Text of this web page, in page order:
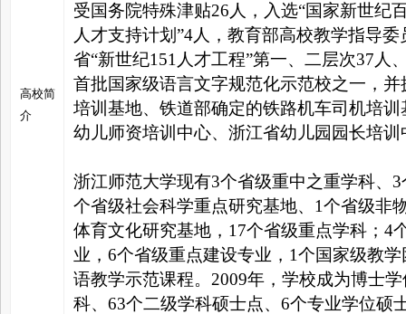
高校简
介
受国务院特殊津贴26人，入选“国家新世纪
人才支持计划”4人，教育部高校教学指导
省“新世纪151人才工程”第一、二层次37人
首批国家级语言文字规范化示范校之一，
培训基地、铁道部确定的铁路机车司机培
幼儿师资培训中心、浙江省幼儿园园长培
浙江师范大学现有3个省级重中之重学科、
个省级社会科学重点研究基地、1个省级非
体育文化研究基地，17个省级重点学科；4
业，6个省级重点建设专业，1个国家级教
语教学示范课程。2009年，学校成为博士
科、63个二级学科硕士点、6个专业学位硕